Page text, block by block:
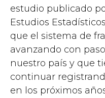
estudio publicado
Estudios
que el sistema de
avanzando con
nuestro país y que
continuar
en los próximos